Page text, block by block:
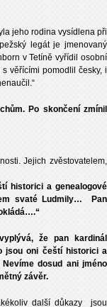
jeho rodina vysídlena při
legát je jmenovaný
v Tetíně vyřídil osobní
věřícími pomodlil česky, i
Po skončení zmínil
Jejich zvěstovatelem,
historici a genealogové
svaté Ludmily… Pan
že pan kardinál
jsou oni čeští historici a
dosud ani jméno
závěr.
další důkazy jsou